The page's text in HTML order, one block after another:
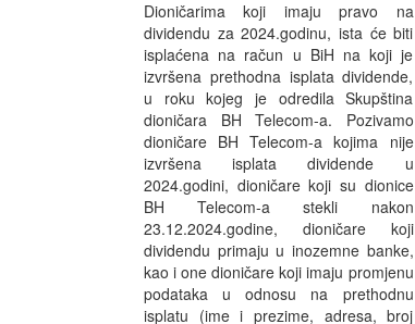
Dioničarima koji imaju pravo na
dividendu za 2024.godinu, ista će biti
isplaćena na račun u BiH na koji je
izvršena prethodna isplata dividende,
u roku kojeg je odredila Skupština
dioničara BH Telecom-a. Pozivamo
dioničare BH Telecom-a kojima nije
izvršena isplata dividende u
2024.godini, dioničare koji su dionice
BH Telecom-a stekli nakon
23.12.2024.godine, dioničare koji
dividendu primaju u inozemne banke,
kao i one dioničare koji imaju promjenu
podataka u odnosu na prethodnu
isplatu (ime i prezime, adresa, broj